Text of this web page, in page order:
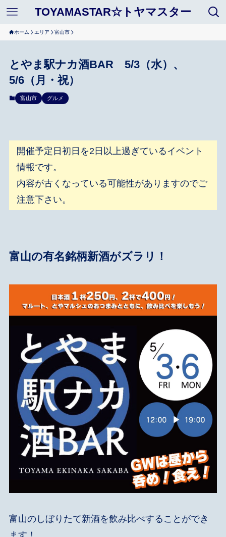
TOYAMASTAR☆トヤマスター
ホーム エリア 富山市
とやま駅ナカ酒BAR 5/3（水）、
5/6（月・祝）
富山市 グルメ
開催予定日初日を2日以上過ぎているイベント
情報です。
内容が古くなっている可能性がありますのでご
注意下さい。
富山の有名銘柄新酒がズラリ！
富山のしぼりたて新酒を飲み比べすることができ